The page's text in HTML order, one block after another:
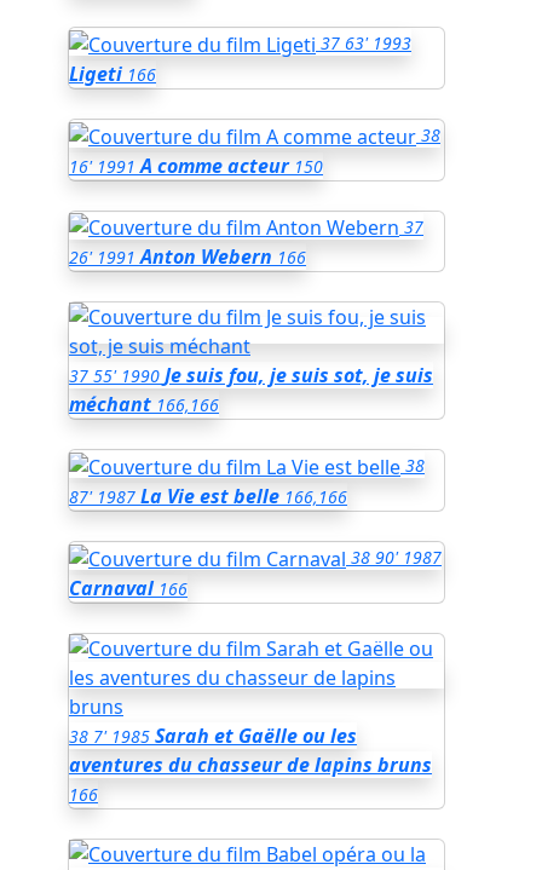
37 63' 1993
Ligeti 166
38
16' 1991 A comme acteur 150
37
26' 1991 Anton Webern 166
37 55' 1990 Je suis fou, je suis sot, je suis
méchant 166,166
38
87' 1987 La Vie est belle 166,166
38 90' 1987
Carnaval 166
38 7' 1985 Sarah et Gaëlle ou les
aventures du chasseur de lapins bruns
166